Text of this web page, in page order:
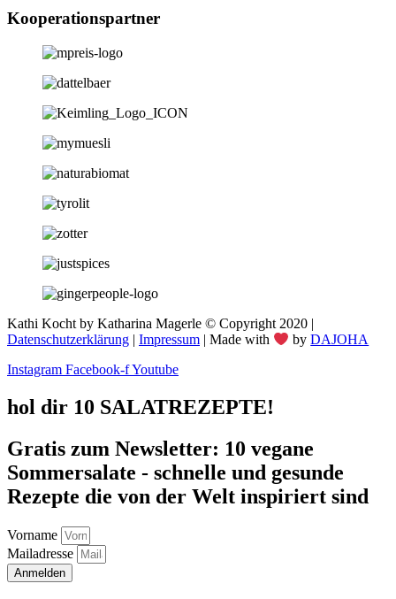
Kooperationspartner
Kathi Kocht by Katharina Magerle © Copyright 2020 |
Datenschutzerklärung | Impressum | Made with byDAJOHA
Instagram Facebook-fYoutube
hol dir 10 SALATREZEPTE!
Gratis zum Newsletter: 10 vegane
Sommersalate - schnelle und gesunde
Rezepte die von der Welt inspiriert sind
Vorname
Mailadresse
Anmelden